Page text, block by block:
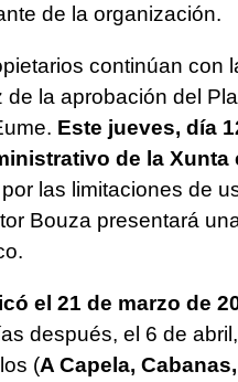
de la organización.
continúan con
la aprobación del
Este jueves, día
de la Xunta
las limitaciones de
Bouza presentará
el 21 de marzo de
después, el 6 de
(A Capela,